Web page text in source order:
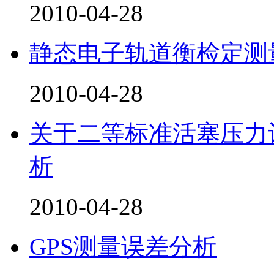
2010-04-28
静态电子轨道衡检定
2010-04-28
关于二等标准活塞压
析
2010-04-28
GPS测量误差分析